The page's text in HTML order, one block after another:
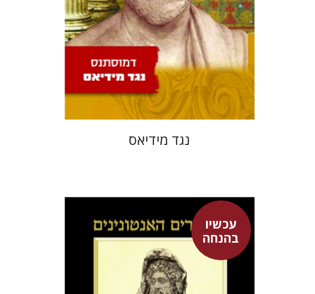
עכשיו בהנחה
$21
$15
נגד מידיאס
עכשיו
בהנחה
דוד גולן